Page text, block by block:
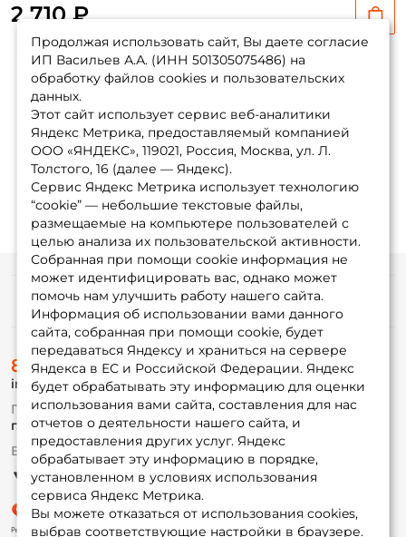
2 710 ₽
1 2 3 4
Продолжая использовать сайт, Вы даете согласие
ИП Васильев А.А. (ИНН 501305075486) на
обработку файлов cookies и пользовательских
данных.
Этот сайт использует сервис веб-аналитики
Яндекс Метрика, предоставляемый компанией
ООО «ЯНДЕКС», 119021, Россия, Москва, ул. Л.
Толстого, 16 (далее — Яндекс).
Сервис Яндекс Метрика использует технологию
“cookie” — небольшие текстовые файлы,
размещаемые на компьютере пользователей с
целью анализа их пользовательской активности.
Собранная при помощи cookie информация не
может идентифицировать вас, однако может
помочь нам улучшить работу нашего сайта.
Информация об использовании вами данного
сайта, собранная при помощи cookie, будет
передаваться Яндексу и храниться на сервере
Яндекса в ЕС и Российской Федерации. Яндекс
будет обрабатывать эту информацию для оценки
использования вами сайта, составления для нас
отчетов о деятельности нашего сайта, и
предоставления других услуг. Яндекс
обрабатывает эту информацию в порядке,
установленном в условиях использования
сервиса Яндекс Метрика.
Вы можете отказаться от использования cookies,
выбрав соответствующие настройки в браузере.
Информация
О магазине
Доставка
Оплата
Fox-bonus
Гуру
Партнерская программа
8 (495) 532-77-88
info@foxfishing.ru
По вопросам с заказом
г. Москва, ул. Плеханова д.7
Ежедневно 10:00 до 20:00